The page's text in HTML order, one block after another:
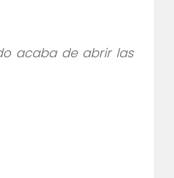
acaba de abrir las